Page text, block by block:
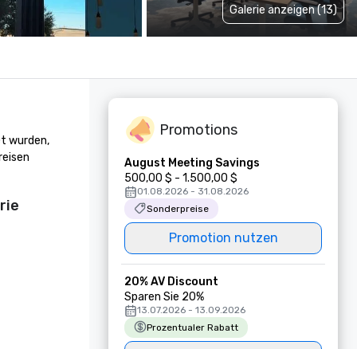
Galerie anzeigen (13)
wurden,
Promotions
August Meeting Savings
500,00 $ - 1.500,00 $
01.08.2026 - 31.08.2026
Sonderpreise
Promotion nutzen
20% AV Discount
Sparen Sie 20%
13.07.2026 - 13.09.2026
Prozentualer Rabatt